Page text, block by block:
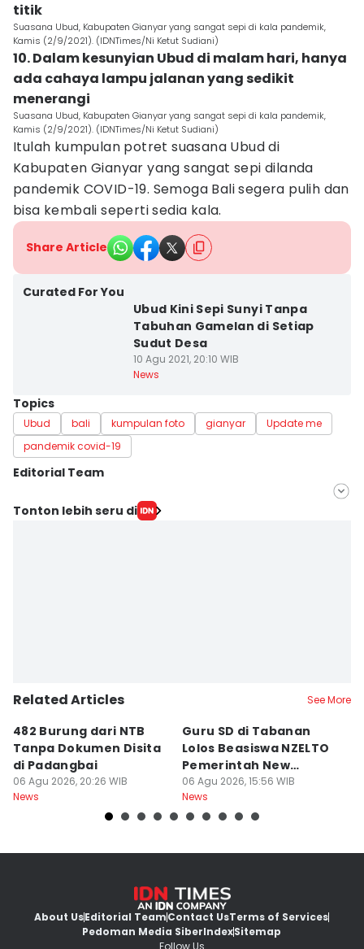
titik
Suasana Ubud, Kabupaten Gianyar yang sangat sepi di kala pandemik,
Kamis (2/9/2021). (IDNTimes/Ni Ketut Sudiani)
10. Dalam kesunyian Ubud di malam hari, hanya
ada cahaya lampu jalanan yang sedikit
menerangi
Suasana Ubud, Kabupaten Gianyar yang sangat sepi di kala pandemik,
Kamis (2/9/2021). (IDNTimes/Ni Ketut Sudiani)
Itulah kumpulan potret suasana Ubud di
Kabupaten Gianyar yang sangat sepi dilanda
pandemik COVID-19. Semoga Bali segera pulih dan
bisa kembali seperti sedia kala.
Share Article
Curated For You
Ubud Kini Sepi Sunyi Tanpa
Tabuhan Gamelan di Setiap
Sudut Desa
10 Agu 2021, 20:10 WIB
News
Topics
Ubud bali kumpulan foto gianyar
Update me
pandemik covid-19
Editorial Team
Editor
Tonton lebih seru di
Related Articles See More
482 Burung dari NTB
Tanpa Dokumen Disita
di Padangbai
06 Agu 2026, 20:26 WIB
News
Guru SD di Tabanan
Lolos Beasiswa NZELTO
Pemerintah New
Zealand
06 Agu 2026, 15:56 WIB
News
About UsEditorial TeamContact UsTerms of Services
Pedoman Media SiberIndexSitemap
Follow Us